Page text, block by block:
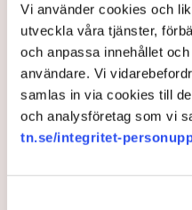
Vi använder cookies och
utveckla våra tjänster,
och anpassa innehållet
användare. Vi
samlas in via cookies till
och analysföretag som vi
tn.se/integritet-